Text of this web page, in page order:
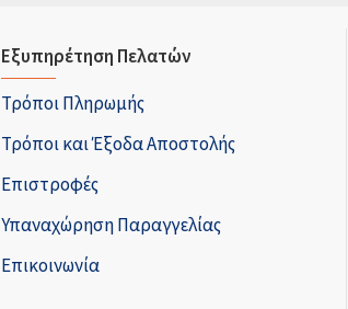
Εξυπηρέτηση Πελατών
Τρόποι Πληρωμής
Τρόποι και Έξοδα Αποστολής
Επιστροφές
Υπαναχώρηση Παραγγελίας
Επικοινωνία